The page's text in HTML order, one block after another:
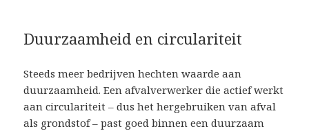
Duurzaamheid en circulariteit
Steeds meer bedrijven hechten waarde aan
duurzaamheid. Een afvalverwerker die actief werkt
aan circulariteit – dus het hergebruiken van afval
als grondstof – past goed binnen een duurzaam